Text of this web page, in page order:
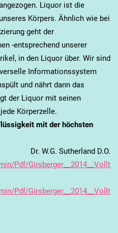
Liquor ist die
Körpers. Ähnlich wie bei
geht der
-entsprechend unserer
in den Liquor über. Wir sind
Informationssystem
und nährt dann das
der Liquor mit seinen
Körperzelle.
mit der höchsten
Dr. W.G. Sutherland D.O.
Pdf/Girsberger__2014__Vollt
Pdf/Girsberger__2014__Vollt